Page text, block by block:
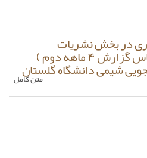
در بخش نشریات
دانشجویی شیمی (براساس گزارش ۴ ماهه دوم )
شیمی دانشگاه گلستان
متن کامل